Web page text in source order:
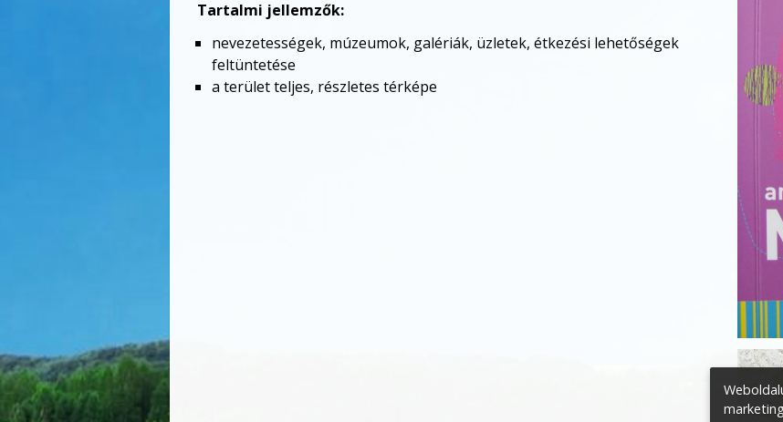
Tartalmi jellemzők:
nevezetességek, múzeumok, galériák, üzletek, étkezési lehetőségek
feltüntetése
a terület teljes, részletes térképe